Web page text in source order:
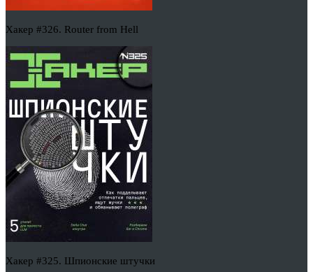
Хакер #326. Router from Hell
Хакер #325. Шпионские штучки